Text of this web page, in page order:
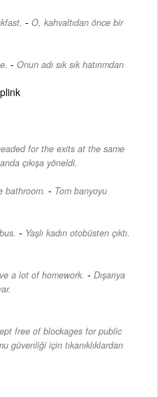
- O, kahvaltıdan önce bir
- Onun adı sık sık hatırımdan
for the exits at the same
çıkışa yöneldi.
bathroom. - Tom banyoyu
- Yaşlı kadın otobüsten çıktı.
a lot of homework. - Dışarıya
free of blockages for public
güvenliği için tıkanıklıklardan